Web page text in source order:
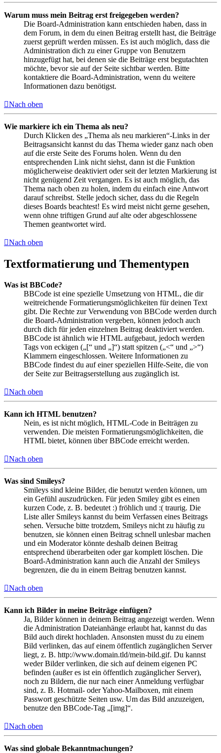
Warum muss mein Beitrag erst freigegeben werden?
Die Board-Administration kann entschieden haben, dass in
dem Forum, in dem du einen Beitrag erstellt hast, die Beiträge
zuerst geprüft werden müssen. Es ist auch möglich, dass die
Administration dich zu einer Gruppe von Benutzern
hinzugefügt hat, bei denen sie die Beiträge erst begutachten
möchte, bevor sie auf der Seite sichtbar werden. Bitte
kontaktiere die Board-Administration, wenn du weitere
Informationen dazu benötigst.
Nach oben
Wie markiere ich ein Thema als neu?
Durch Klicken des „Thema als neu markieren“-Links in der
Beitragsansicht kannst du das Thema wieder ganz nach oben
auf die erste Seite des Forums holen. Wenn du den
entsprechenden Link nicht siehst, dann ist die Funktion
möglicherweise deaktiviert oder seit der letzten Markierung ist
nicht genügend Zeit vergangen. Es ist auch möglich, das
Thema nach oben zu holen, indem du einfach eine Antwort
darauf schreibst. Stelle jedoch sicher, dass du die Regeln
dieses Boards beachtest! Es wird meist nicht gerne gesehen,
wenn ohne triftigen Grund auf alte oder abgeschlossene
Themen geantwortet wird.
Nach oben
Textformatierung und Thementypen
Was ist BBCode?
BBCode ist eine spezielle Umsetzung von HTML, die dir
weitreichende Formatierungsmöglichkeiten für deinen Text
gibt. Die Rechte zur Verwendung von BBCode werden durch
die Board-Administration vergeben, können jedoch auch
durch dich für jeden einzelnen Beitrag deaktiviert werden.
BBCode ist ähnlich wie HTML aufgebaut, jedoch werden
Tags von eckigen („[“ und „]“) statt spitzen („<“ und „>“)
Klammern eingeschlossen. Weitere Informationen zu
BBCode findest du auf einer speziellen Hilfe-Seite, die von
der Seite zur Beitragserstellung aus zugänglich ist.
Nach oben
Kann ich HTML benutzen?
Nein, es ist nicht möglich, HTML-Code in Beiträgen zu
verwenden. Die meisten Formatierungsmöglichkeiten, die
HTML bietet, können über BBCode erreicht werden.
Nach oben
Was sind Smileys?
Smileys sind kleine Bilder, die benutzt werden können, um
ein Gefühl auszudrücken. Für jeden Smiley gibt es einen
kurzen Code, z. B. bedeutet :) fröhlich und :( traurig. Die
Liste aller Smileys kannst du beim Verfassen eines Beitrags
sehen. Versuche bitte trotzdem, Smileys nicht zu häufig zu
benutzen, sie können einen Beitrag schnell unlesbar machen
und ein Moderator könnte deshalb deinen Beitrag
entsprechend überarbeiten oder gar komplett löschen. Die
Board-Administration kann auch die Anzahl der Smileys
begrenzen, die du in einem Beitrag benutzen kannst.
Nach oben
Kann ich Bilder in meine Beiträge einfügen?
Ja, Bilder können in deinem Beitrag angezeigt werden. Wenn
die Administration Dateianhänge erlaubt hat, kannst du das
Bild auch direkt hochladen. Ansonsten musst du zu einem
Bild verlinken, das auf einem öffentlich zugänglichen Server
liegt, z. B. http://www.domain.tld/mein-bild.gif. Du kannst
weder Bilder verlinken, die sich auf deinem eigenen PC
befinden (außer es ist ein öffentlich zugänglicher Server),
noch zu Bildern, die nur nach einer Anmeldung verfügbar
sind, z. B. Hotmail- oder Yahoo-Mailboxen, mit einem
Passwort geschützte Seiten usw. Um das Bild anzuzeigen,
benutze den BBCode-Tag „[img]“.
Nach oben
Was sind globale Bekanntmachungen?